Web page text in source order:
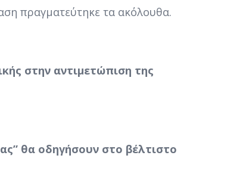
πραγματεύτηκε τα ακόλουθα.
στην αντιμετώπιση της
θα οδηγήσουν στο βέλτιστο